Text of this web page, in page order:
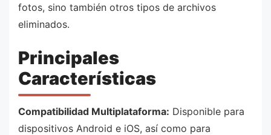
fotos, sino también otros tipos de archivos
eliminados.
Principales
Características
Compatibilidad Multiplataforma: Disponible para
dispositivos Android e iOS, así como para